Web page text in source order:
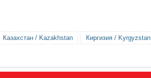
Казахстан / Kazakhstan Киргизия / Kyrgyzstan